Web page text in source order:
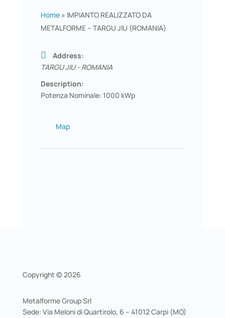
Home» IMPIANTO REALIZZATO DA
METALFORME – TARGU JIU (ROMANIA)
Address:
TARGU JIU - ROMANIA
Description:
Potenza Nominale: 1000 kWp
Map
Copyright © 2026
Metalforme Group Srl
Sede: Via Meloni di Quartirolo, 6 – 41012 Carpi (MO)